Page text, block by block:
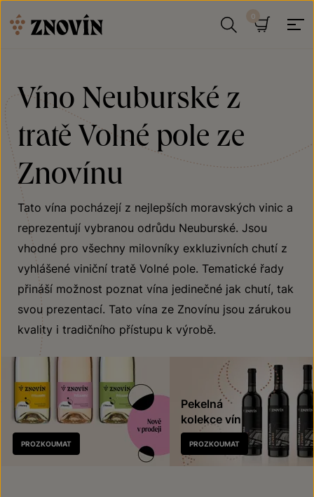
Víno Neuburské z
tratě Volné pole ze
Znovínu
Tato vína pocházejí z nejlepších moravských vinic a
reprezentují vybranou odrůdu Neuburské. Jsou
vhodné pro všechny milovníky exkluzivních chutí z
vyhlášené viniční tratě Volné pole. Tematické řady
přináší možnost poznat vína jedinečné jak chutí, tak
svou prezentací. Tato vína ze Znovínu jsou zárukou
kvality i tradičního přístupu k výrobě.
Nově
v prodeji
PROZKOUMAT
Pekelná
kolekce vín
PROZKOUMAT